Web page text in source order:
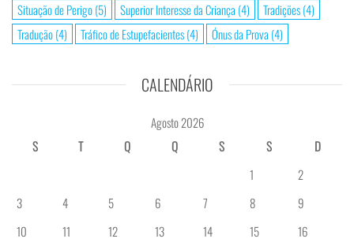
Situação de Perigo(5) Superior Interesse da Criança (4) Tradições(4)
Tradução(4) Tráfico de Estupefacientes(4) Ónus da Prova (4)
CALENDÁRIO
Agosto 2026
S
T Q Q S S
D
1
2
3
4 5 6 7 8
9
10
11 12 13 14 15
16